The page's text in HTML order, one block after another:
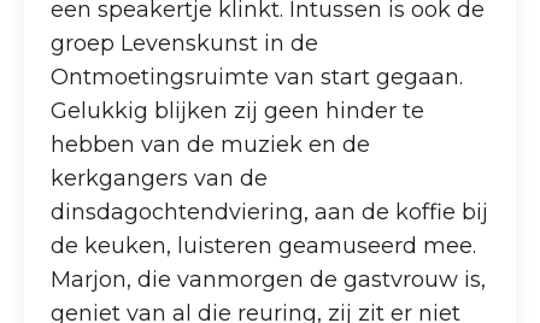
een speakertje klinkt. Intussen is ook de
groep Levenskunst in de
Ontmoetingsruimte van start gegaan.
Gelukkig blijken zij geen hinder te
hebben van de muziek en de
kerkgangers van de
dinsdagochtendviering, aan de koffie bij
de keuken, luisteren geamuseerd mee.
Marjon, die vanmorgen de gastvrouw is,
geniet van al die reuring, zij zit er niet